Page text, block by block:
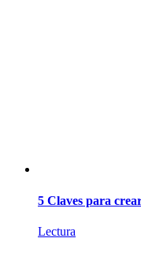
5 Claves para
Lectura